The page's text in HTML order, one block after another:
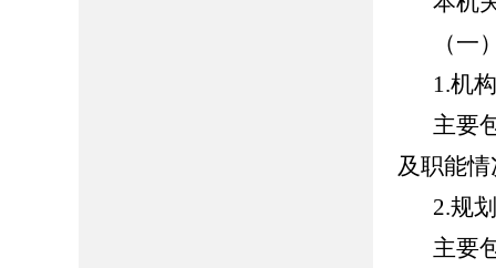
（一
1.机
主要
及职能
2.规
主要